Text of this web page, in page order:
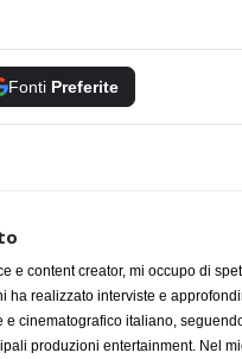
Fonti Preferite
e content creator, mi occupo di
ha realizzato interviste e
e cinematografico italiano,
produzioni entertainment. Nel